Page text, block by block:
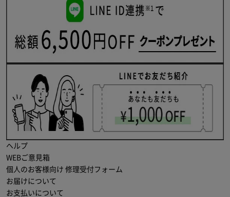
ヘルプ
WEBご意見箱
個人のお客様向け 修理受付フォーム
お届けについて
お支払いについて